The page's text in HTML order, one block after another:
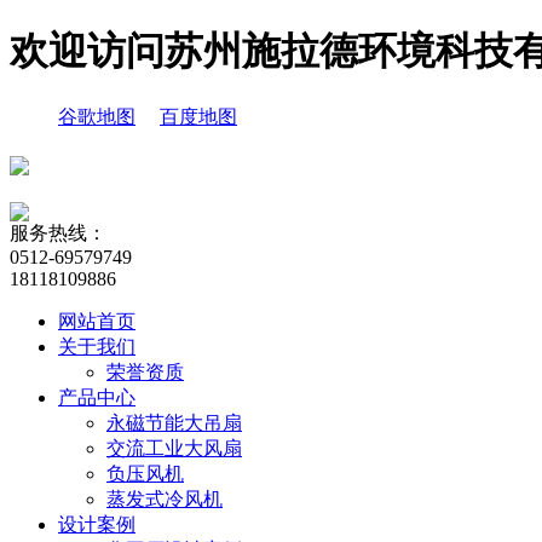
欢迎访问苏州施拉德环境科技
谷歌地图 百度地图
服务热线：
0512-69579749
18118109886
网站首页
关于我们
荣誉资质
产品中心
永磁节能大吊扇
交流工业大风扇
负压风机
蒸发式冷风机
设计案例